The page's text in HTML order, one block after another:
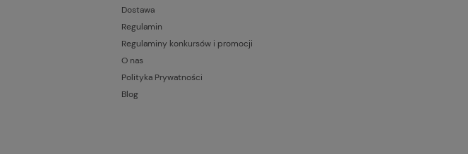
Dostawa
Regulamin
Regulaminy konkursów i promocji
O nas
Polityka Prywatności
Blog